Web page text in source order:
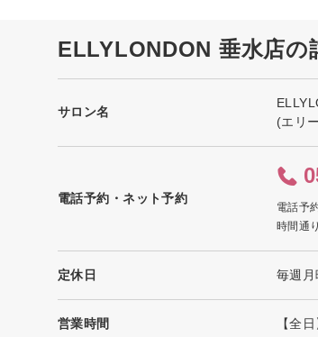
ELLYLONDON 垂水店の
サロン名
(エリ
電話予約・ネット予約
電話予
時間通
定休日 毎週月
営業時間 【全